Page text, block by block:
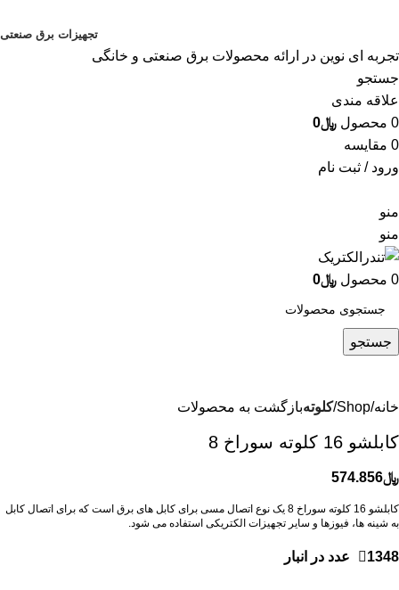
تجهیزات برق صنعتی
تجربه ای نوین در ارائه محصولات برق صنعتی و خانگی
جستجو
علاقه مندی
0 محصول ﷼0
0 مقایسه
ورود / ثبت نام
منو
منو
0 محصول ﷼0
جستجو
خانه Shop کلوتهبازگشت به محصولات
كابلشو 16 كلوته سوراخ 8
﷼574.856
كابلشو 16 كلوته سوراخ 8 یک نوع اتصال مسی برای کابل های برق است که برای اتصال کابل
به شینه ها، فیوزها و سایر تجهیزات الکتریکی استفاده می شود.
1348 عدد در انبار